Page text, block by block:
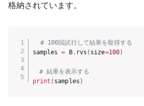
格納されています。
# 100回試行して結果を取得する
samples = B. rvs ( size=100)
# 結果を表示する
print ( samples )